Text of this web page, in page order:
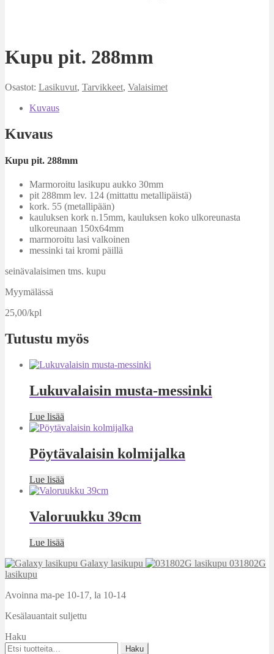
Kupu pit. 288mm
Osastot: Lasikuvut, Tarvikkeet, Valaisimet
Kuvaus
Kuvaus
Kupu pit. 288mm
Marmoroitu lasikupu aukko 30mm
pit 288mm lev. 124 (mittattu metallipäistä)
kork. 55 (metallipään)
kauluksen kork n.15mm, kauluksen koko ulkoreunasta
ulkoreunaan 150x64mm
marmoroitu lasi valkoinen
messinki tai kromi päillä
seinävalaisimen tms. kupu
Myymälässä
25,00/kpl
Tutustu myös
Lukuvalaisin musta-messinki
Lue lisää
Pöytävalaisin kolmijalka
Lue lisää
Valoruukku 39cm
Lue lisää
Galaxy lasikupu
031802G
lasikupu
Avoinna ma-pe 10-17, la 10-14
Kesälauantait suljettu
Haku
Etsi:
Haku